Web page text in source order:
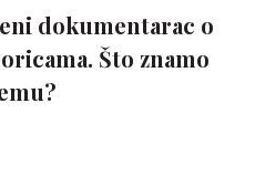
dokumentarac o
Što znamo